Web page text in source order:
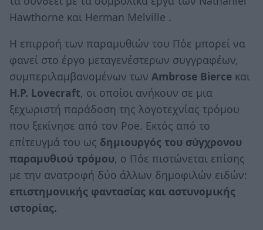
Hawthorne και Herman Melville .
Η επιρροή των παραμυθιών του Πόε μπορεί να
φανεί στο έργο μεταγενέστερων συγγραφέων,
συμπεριλαμβανομένων των Ambrose Bierce και
H.P. Lovecraft, οι οποίοι ανήκουν σε μια
ξεχωριστή παράδοση της λογοτεχνίας τρόμου
που ξεκίνησε από τον Poe. Εκτός από το
επίτευγμά του ως δημιουργός του σύγχρονου
παραμυθιού τρόμου, ο Πόε πιστώνεται επίσης
με την ανατροφή δύο άλλων δημοφιλών ειδών:
επιστημονικής φαντασίας και αστυνομικής
ιστορίας.